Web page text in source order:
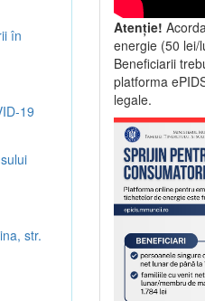
în
19
str.
Atenție!
energie (50 lei/
Beneficiarii
platforma
legale.